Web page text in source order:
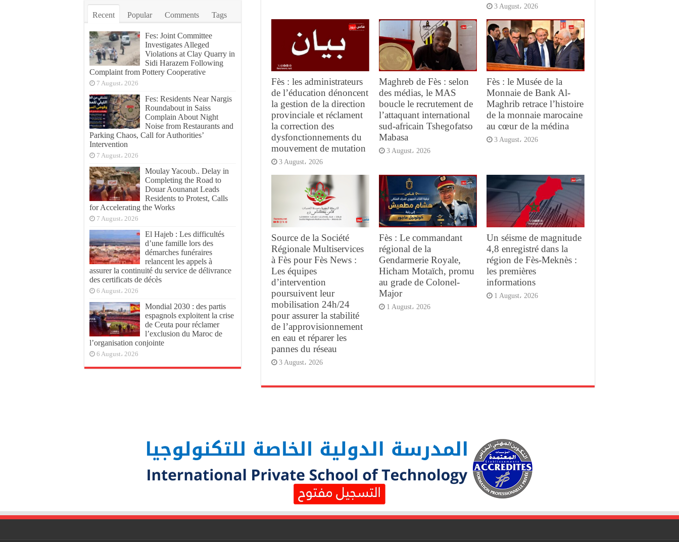
3 August، 2026
Fès : les administrateurs
de l’éducation dénoncent
la gestion de la direction
provinciale et réclament
la correction des
dysfonctionnements du
mouvement de mutation
3 August، 2026
Maghreb de Fès : selon
des médias, le MAS
boucle le recrutement de
l’attaquant international
sud-africain Tshegofatso
Mabasa
3 August، 2026
Fès : le Musée de la
Monnaie de Bank Al-
Maghrib retrace l’histoire
de la monnaie marocaine
au cœur de la médina
3 August، 2026
Source de la Société
Régionale Multiservices
à Fès pour Fès News :
Les équipes
d’intervention
poursuivent leur
mobilisation 24h/24
pour assurer la stabilité
de l’approvisionnement
en eau et réparer les
pannes du réseau
3 August، 2026
Fès : Le commandant
régional de la
Gendarmerie Royale,
Hicham Motaïch, promu
au grade de Colonel-
Major
1 August، 2026
Un séisme de magnitude
4,8 enregistré dans la
région de Fès-Meknès :
les premières
informations
1 August، 2026
Recent Popular Comments Tags
Fes: Joint Committee
Investigates Alleged
Violations at Clay Quarry in
Sidi Harazem Following
Complaint from Pottery Cooperative
7 August، 2026
Fes: Residents Near Nargis
Roundabout in Saiss
Complain About Night
Noise from Restaurants and
Parking Chaos, Call for Authorities’
Intervention
7 August، 2026
Moulay Yacoub.. Delay in
Completing the Road to
Douar Aounanat Leads
Residents to Protest, Calls
for Accelerating the Works
7 August، 2026
El Hajeb : Les difficultés
d’une famille lors des
démarches funéraires
relancent les appels à
assurer la continuité du service de délivrance
des certificats de décès
6 August، 2026
Mondial 2030 : des partis
espagnols exploitent la crise
de Ceuta pour réclamer
l’exclusion du Maroc de
l’organisation conjointe
6 August، 2026